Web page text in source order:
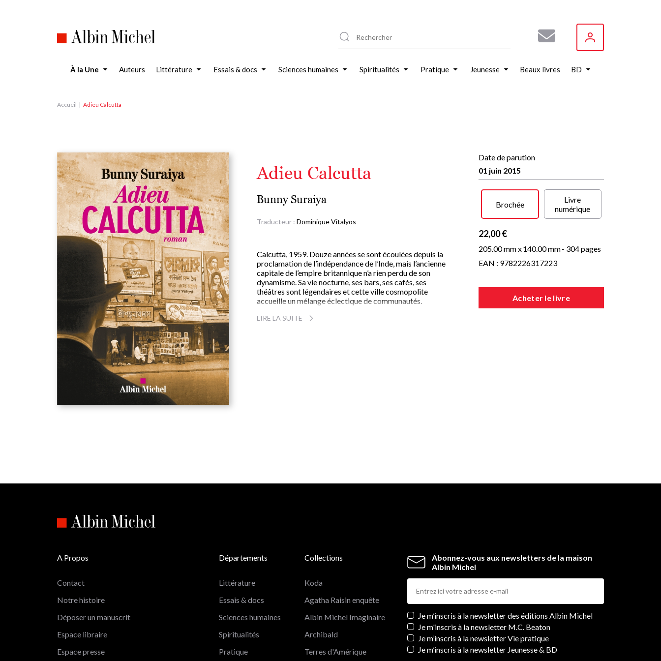
À la Une Auteurs Littérature Essais & docs Sciences humaines Spiritualités Pratique Jeunesse Beaux livres BD
Accueil Adieu Calcutta
Adieu Calcutta
Bunny Suraiya
Traducteur : Dominique Vitalyos
Calcutta, 1959. Douze années se sont écoulées depuis la
proclamation de l’indépendance de l’Inde, mais l’ancienne
capitale de l’empire britannique n’a rien perdu de son
dynamisme. Sa vie nocturne, ses bars, ses cafés, ses
théâtres sont légendaires et cette ville cosmopolite
accueille un mélange éclectique de communautés.
Robert Ryan, un Anglo-Indien, a un bon poste dans l’un des
LIRE LA SUITE
Date de parution
01 juin 2015
Brochée
Livre
numérique
22,00 €
205.00 mm x140.00 mm- 304 pages
EAN : 9782226317223
Acheter le livre
Abonnez-vous aux newsletters de la maison
Albin Michel
Newsletters
Je m’inscris à la newsletter des éditions Albin Michel
Je m'inscris à la newsletter M.C. Beaton
Je m’inscris à la newsletter Vie pratique
Je m’inscris à la newsletter Jeunesse & BD
A Propos
Contact
Notre histoire
Déposer un manuscrit
Espace libraire
Espace presse
Départements
Littérature
Essais & docs
Sciences humaines
Spiritualités
Pratique
Collections
Koda
Agatha Raisin enquête
Albin Michel Imaginaire
Archibald
Terres d'Amérique